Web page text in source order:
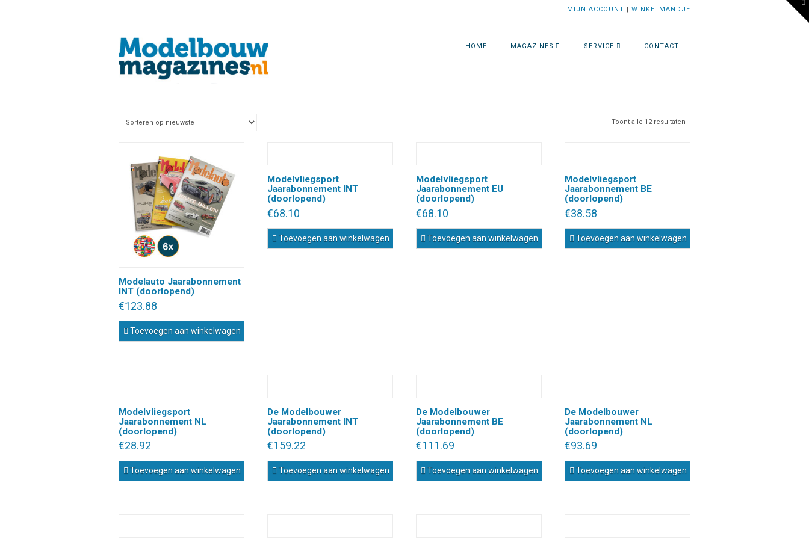
MIJN ACCOUNT | WINKELMANDJE
HOME MAGAZINES SERVICE CONTACT
Toont alle 12 resultaten
Modelauto Jaarabonnement
INT (doorlopend)
€123.88
Toevoegen aan winkelwagen
Modelvliegsport
Jaarabonnement INT
(doorlopend)
€68.10
Toevoegen aan winkelwagen
Modelvliegsport
Jaarabonnement EU
(doorlopend)
€68.10
Toevoegen aan winkelwagen
Modelvliegsport
Jaarabonnement BE
(doorlopend)
€38.58
Toevoegen aan winkelwagen
Modelvliegsport
Jaarabonnement NL
(doorlopend)
€28.92
Toevoegen aan winkelwagen
De Modelbouwer
Jaarabonnement INT
(doorlopend)
€159.22
Toevoegen aan winkelwagen
De Modelbouwer
Jaarabonnement BE
(doorlopend)
€111.69
Toevoegen aan winkelwagen
De Modelbouwer
Jaarabonnement NL
(doorlopend)
€93.69
Toevoegen aan winkelwagen